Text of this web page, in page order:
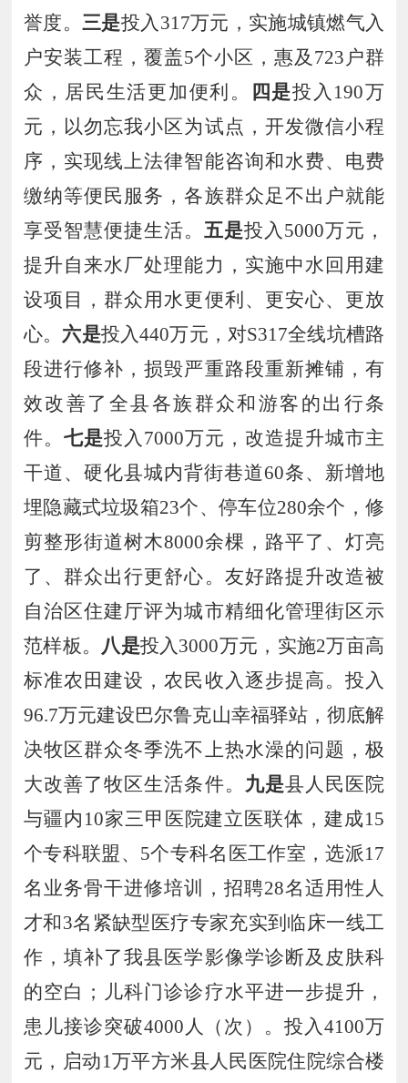
誉度。三是投入 317万元，实施城镇燃气入
户安装工程，覆盖5个小区，惠及 723 户群
众，居民生活更加便利。
四是投入 190万
元，以勿忘我小区为试点，开发微信小程
序，实现线上法律智能咨询和水费、电费
缴纳等便民服务，各族群众足不出户就能
享受智慧便捷生活。 五是投入 5000万元，
提升自来水厂处理能力，实施中水回用建
设项目，群众用水更便利、更安心、更放
心。 六是投入440万元，对S317全线坑槽路
段进行修补，损毁严重路段重新摊铺，有
效改善了全县各族群众和游客的出行条
件。七是投入 7000万元，改造提升城市主
干道、硬化县城内背街巷道60条、新增地
埋隐藏式垃圾箱23个、停车位280余个， 修
剪整形街道树木8000余棵， 路平了、灯亮
了、群众出行更舒心。友好路提升改造被
自治区住建厅评为城市精细化管理街区示
范样板。
八是投入 3000万元，实施2万亩高
标准农田建设，农民收入逐步提高。 投入
96.7万元建设巴尔鲁克山幸福驿站， 彻底解
决牧区群众冬季洗不上热水澡的问题， 极
大改善了牧区生活条件。 九是县人民医院
与疆内 10家三甲医院建立医联体，建成15
个专科联盟、 5个专科名医工作室，选派17
名业务骨干进修培训，招聘28名适用性人
才和3名紧缺型医疗专家充实到临床一线工
作，填补了我县医学影像学诊断及皮肤科
的空白；
儿科门诊诊疗水平进一步提升 ，
患儿接诊突破4000 人（次） 。投入4100万
元，启动1万平方米县人民医院住院综合楼